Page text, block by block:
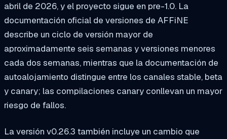
abril de 2026, y el proyecto sigue en pre-1.0. La
documentación oficial de versiones de AFFiNE
describe un ciclo de versión mayor de
aproximadamente seis semanas y versiones menores
cada dos semanas, mientras que la documentación de
autoalojamiento distingue entre los canales stable, beta
y canary; las compilaciones canary conllevan un mayor
riesgo de fallos.
La versión v0.26.3 también incluye un cambio que